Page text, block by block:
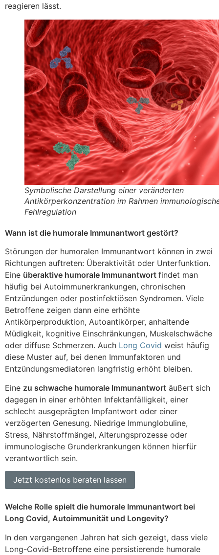
reagieren lässt.
Symbolische Darstellung einer veränderten
Antikörperkonzentration im Rahmen
Fehlregulation
Wann ist die humorale Immunantwort gestört?
Störungen der humoralen Immunantwort können in zwei
Richtungen auftreten: Überaktivität oder Unterfunktion.
Eine überaktive humorale Immunantwort findet man
häufig bei Autoimmunerkrankungen, chronischen
Entzündungen oder postinfektiösen Syndromen. Viele
Betroffene zeigen dann eine erhöhte
Antikörperproduktion, Autoantikörper, anhaltende
Müdigkeit, kognitive Einschränkungen, Muskelschwäche
oder diffuse Schmerzen. Auch Long Covid weist häufig
diese Muster auf, bei denen Immunfaktoren und
Entzündungsmediatoren langfristig erhöht bleiben.
Eine zu schwache humorale Immunantwort äußert sich
dagegen in einer erhöhten Infektanfälligkeit, einer
schlecht ausgeprägten Impfantwort oder einer
verzögerten Genesung. Niedrige Immunglobuline,
Stress, Nährstoffmängel, Alterungsprozesse oder
immunologische Grunderkrankungen können hierfür
verantwortlich sein.
Jetzt kostenlos beraten lassen
Welche Rolle spielt die humorale Immunantwort bei
Long Covid, Autoimmunität und Longevity?
In den vergangenen Jahren hat sich gezeigt, dass viele
Long-Covid-Betroffene eine persistierende humorale